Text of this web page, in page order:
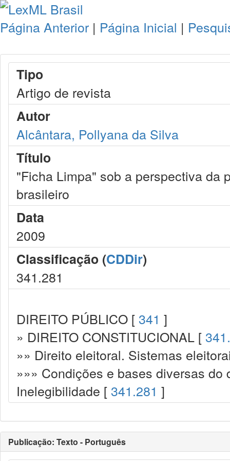
Página Anterior | Página Inicial |
Tipo
Artigo de revista
Autor
Alcântara, Pollyana da Silva
Título
"Ficha Limpa" sob a perspectiva da
brasileiro
Data
2009
Classificação (CDDir)
341.281
DIREITO PÚBLICO [ 341 ]
» DIREITO CONSTITUCIONAL [
»» Direito eleitoral. Sistemas
»»» Condições e bases diversas
Inelegibilidade [ 341.281 ]
Publicação: Texto - Português